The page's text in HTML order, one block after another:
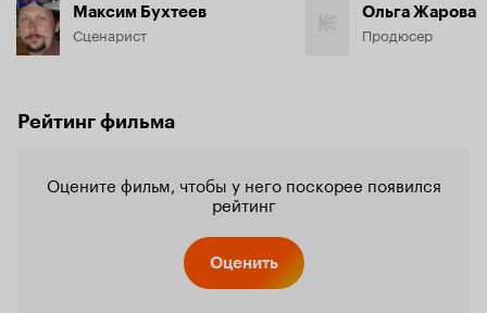
Максим Бухтеев
Сценарист
Ольга Жарова
Продюсер
Рейтинг фильма
Оцените фильм, чтобы у него поскорее появился
рейтинг
Оценить